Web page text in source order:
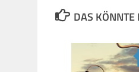
DAS KÖNNTE